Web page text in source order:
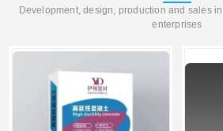
Development, design, production and sales
enterprises